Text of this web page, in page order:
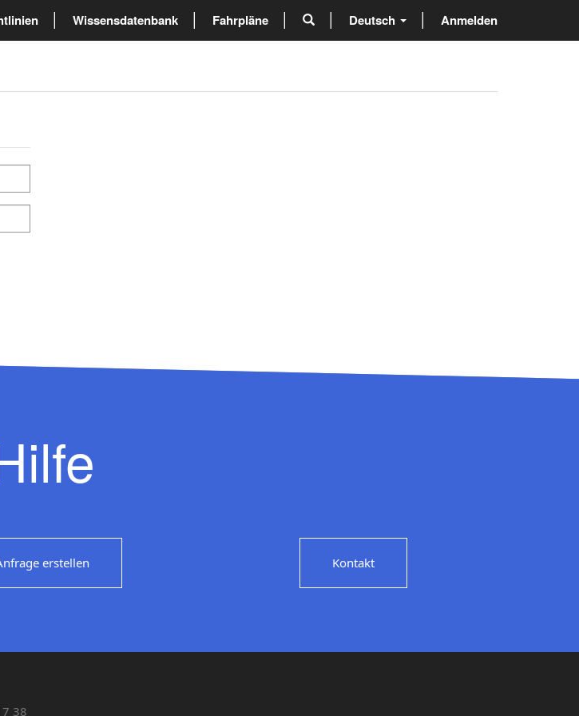
Wissensdatenbank Fahrpläne Deutsch Anmelden
erstellen Kontakt
38